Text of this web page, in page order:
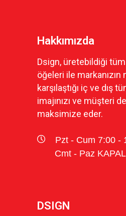
Hakkımızda
Dsign, üretebildiği
öğeleri ile
karşılaştığı iç ve dış
imajınızı ve müşteri
maksimize eder.
Pzt - Cum 7:00 -
Cmt - Paz
DSIGN